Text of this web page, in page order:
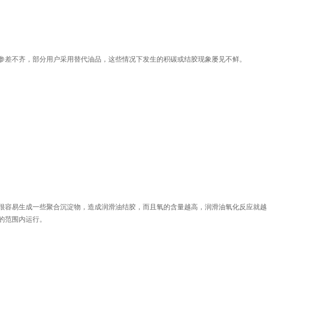
不齐，部分用户采用替代油品，这些情况下发生的积碳或结胶现象屡见不鲜。
易生成一些聚合沉淀物，造成润滑油结胶，而且氧的含量越高，润滑油氧化反应就越
围内运行。